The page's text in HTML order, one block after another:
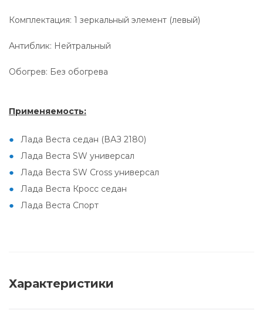
Комплектация: 1 зеркальный элемент (левый)
Антиблик: Нейтральный
Обогрев: Без обогрева
Применяемость:
Лада Веста седан (ВАЗ 2180)
Лада Веста SW универсал
Лада Веста SW Cross универсал
Лада Веста Кросс седан
Лада Веста Спорт
Характеристики